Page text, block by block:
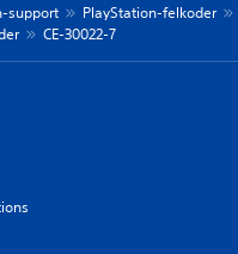
support
PlayStation-felkoder
CE-30022-7